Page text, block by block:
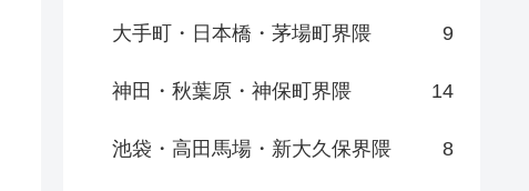
大手町・日本橋・茅場町界隈 9
神田・秋葉原・神保町界隈 14
池袋・高田馬場・新大久保界隈 8